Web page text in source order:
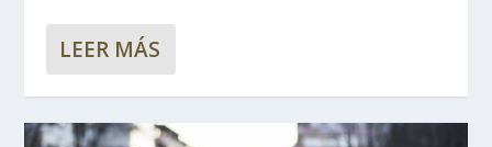
LEER MÁS